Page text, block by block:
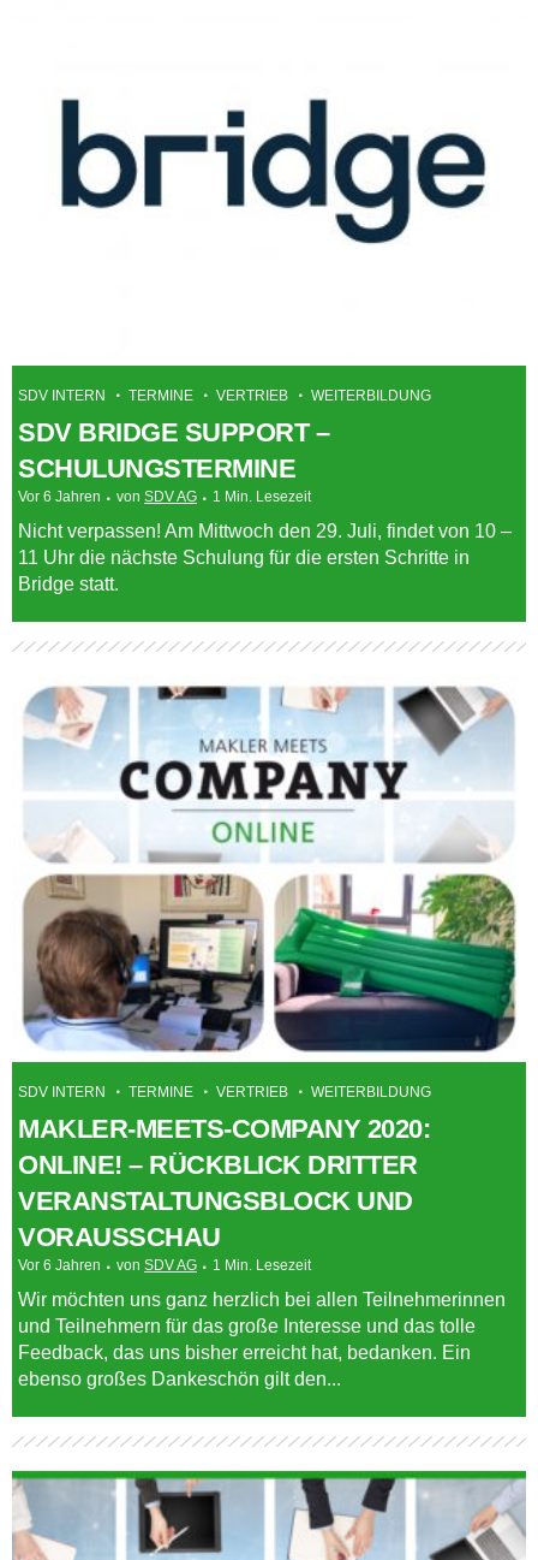
SDV INTERN TERMINE VERTRIEB WEITERBILDUNG
SDV BRIDGE SUPPORT –
SCHULUNGSTERMINE
Vor 6 Jahren von SDV AG 1 Min. Lesezeit
Nicht verpassen! Am Mittwoch den 29. Juli, findet von 10 –
11 Uhr die nächste Schulung für die ersten Schritte in
Bridge statt.
SDV INTERN TERMINE VERTRIEB WEITERBILDUNG
MAKLER-MEETS-COMPANY 2020:
ONLINE! – RÜCKBLICK DRITTER
VERANSTALTUNGSBLOCK UND
VORAUSSCHAU
Vor 6 Jahren von SDV AG 1 Min. Lesezeit
Wir möchten uns ganz herzlich bei allen Teilnehmerinnen
und Teilnehmern für das große Interesse und das tolle
Feedback, das uns bisher erreicht hat, bedanken. Ein
ebenso großes Dankeschön gilt den...